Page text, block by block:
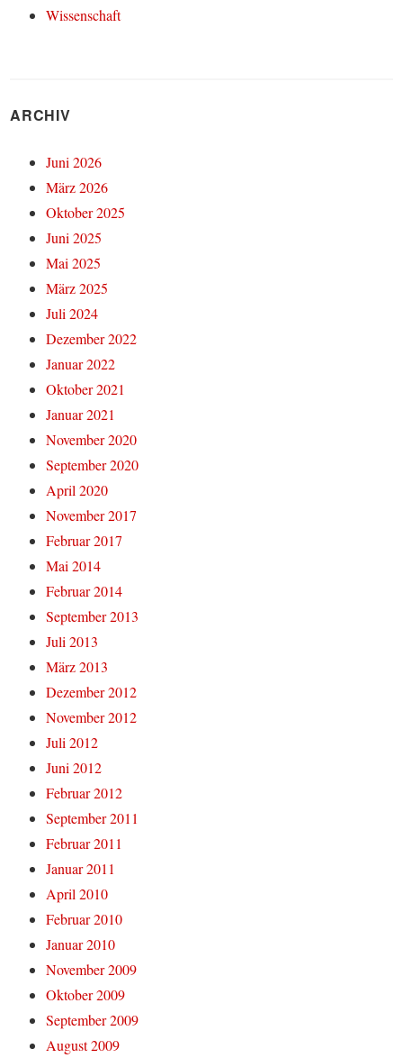
Wissenschaft
ARCHIV
Juni 2026
März 2026
Oktober 2025
Juni 2025
Mai 2025
März 2025
Juli 2024
Dezember 2022
Januar 2022
Oktober 2021
Januar 2021
November 2020
September 2020
April 2020
November 2017
Februar 2017
Mai 2014
Februar 2014
September 2013
Juli 2013
März 2013
Dezember 2012
November 2012
Juli 2012
Juni 2012
Februar 2012
September 2011
Februar 2011
Januar 2011
April 2010
Februar 2010
Januar 2010
November 2009
Oktober 2009
September 2009
August 2009